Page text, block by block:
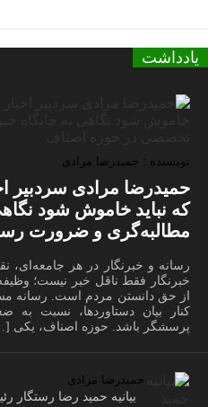
یادداشت
نویسنده : حمیدرضا مرادی
حمیدرضا مرادی سردبیر
که نباید خاموش شود
مطالبه‌گری و ضرورت
رسانه و خبرنگار در هر جامعه‌ای،
خبرنگار فقط ناقل خبر نیست؛
از حق دانستن مردم است. رسانه
کنار بیان دستاوردها، نسبت به
پرسشگر باشد. حوزه اصناف، یکی
حمیدرضا مرادی
بیانیه حمید رضا رستگار